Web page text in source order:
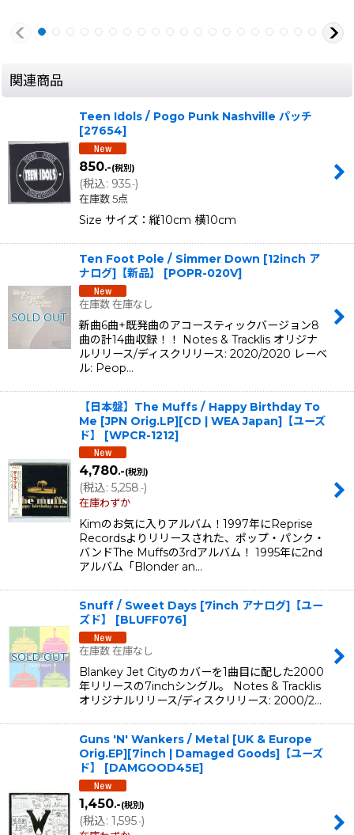
関連商品
Teen Idols / Pogo Punk Nashville パッチ
[27654]
850.-(税別)
(税込: 935.-)
在庫数 5点
Size サイズ：縦10cm 横10cm
Ten Foot Pole / Simmer Down [12inch ア
ナログ]【新品】
[POPR-020V]
在庫数 在庫なし
新曲6曲+既発曲のアコースティックバージョン8
曲の計14曲収録！！ Notes & Tracklis オリジナ
ルリリース/ディスクリリース: 2020/2020 レーベ
ル: Peop…
【日本盤】The Muffs / Happy Birthday To
Me [JPN Orig.LP][CD | WEA Japan]【ユーズ
ド】
[WPCR-1212]
4,780.-(税別)
(税込: 5,258.-)
在庫わずか
Kimのお気に入りアルバム！1997年にReprise
Recordsよりリリースされた、ポップ・パンク・
バンドThe Muffsの3rdアルバム！ 1995年に2nd
アルバム「Blonder an…
Snuff / Sweet Days [7inch アナログ]【ユー
ズド】
[BLUFF076]
在庫数 在庫なし
Blankey Jet Cityのカバーを1曲目に配した2000
年リリースの7inchシングル。 Notes & Tracklis
オリジナルリリース/ディスクリリース: 2000/2…
Guns 'N' Wankers / Metal [UK & Europe
Orig.EP][7inch | Damaged Goods]【ユーズ
ド】
[DAMGOOD45E]
1,450.-(税別)
(税込: 1,595.-)